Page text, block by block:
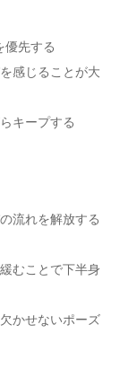
優先する
感じることが大
キープする
流れを解放する
むことで下半身
かせないポーズ